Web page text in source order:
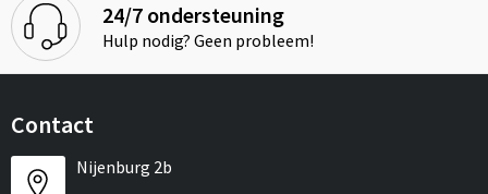
24/7 ondersteuning
Hulp nodig? Geen probleem!
Contact
Nijenburg 2b